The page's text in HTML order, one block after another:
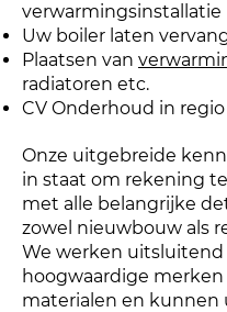
verwarmingsinstallatie
Uw boiler laten
Plaatsen van
radiatoren etc.
CV Onderhoud in
Onze uitgebreide
in staat om rekening
met alle belangrijke
zowel nieuwbouw als
We werken
hoogwaardige merken
materialen en kunnen